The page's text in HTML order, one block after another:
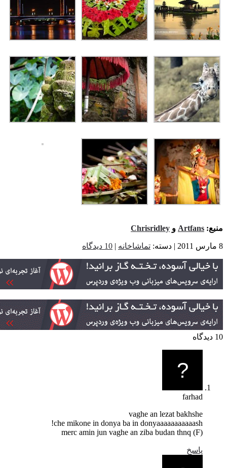
ArtfansوChrisridley
تماشاخانه|10 دیدگاه
farhad
vaghe an lezat bakhshe
che mikone in donya ba in donyaaaaaaaaaaash!
merc amin jun vaghe an ziba budan thnq (F)
پاسخ